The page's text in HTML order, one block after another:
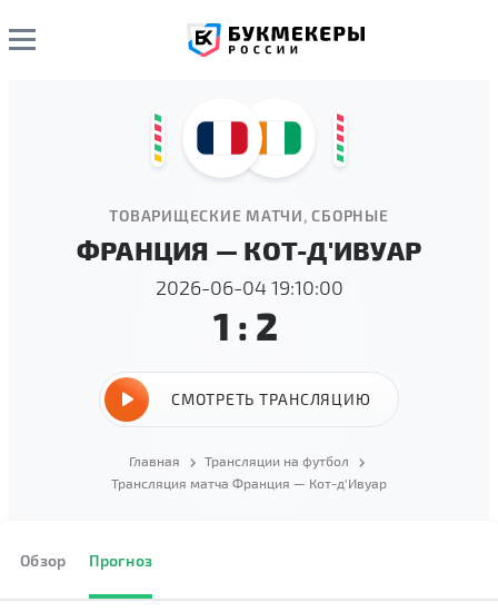
ТОВАРИЩЕСКИЕ МАТЧИ, СБОРНЫЕ
ФРАНЦИЯ — КОТ-Д'ИВУАР
2026-06-04 19:10:00
1:2
СМОТРЕТЬ ТРАНСЛЯЦИЮ
Главная
Трансляции на футбол
Трансляция матча Франция — Кот-д'Ивуар
Обзор Прогноз